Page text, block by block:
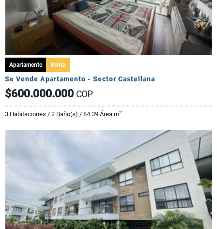
Apartamento Venta
Se Vende Apartamento - Sector Castellana
$600.000.000 COP
3 Habitaciones / 2 Baño(s) / 84.39 Área m2